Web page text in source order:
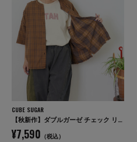
CUBE SUGAR
【秋新作】ダブルガーゼ チェック リバーシブル 5分袖 ドルマンシャツ
¥7,590 （税込）